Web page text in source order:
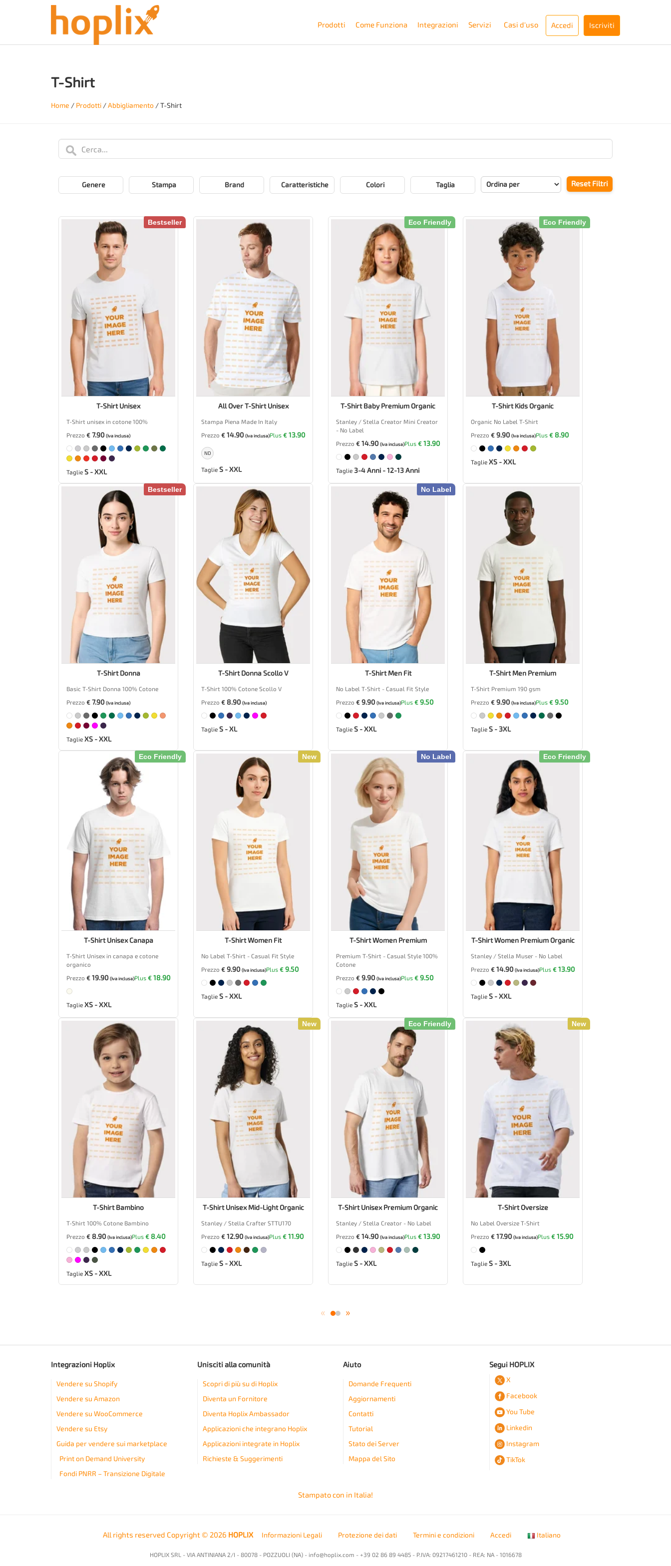
Prodotti Come Funziona Integrazioni Servizi Casi d'uso Accedi Iscriviti
T-Shirt
Home / Prodotti /Abbigliamento /T-Shirt
Bestseller
T-Shirt Unisex
T-Shirt unisex in cotone 100%
Prezzo € 7.90 (Iva inclusa)
Taglie S - XXL
All Over T-Shirt Unisex
Stampa Piena Made In Italy
Prezzo € 14.90 (Iva inclusa)Plus € 13.90
ND
Taglie S - XXL
Eco Friendly
T-Shirt Baby Premium Organic
Stanley / Stella Creator Mini Creator
- No Label
Prezzo € 14.90 (Iva inclusa)Plus € 13.90
Taglie 3-4 Anni - 12-13 Anni
Eco Friendly
T-Shirt Kids Organic
Organic No Label T-Shirt
Prezzo € 9.90 (Iva inclusa)Plus € 8.90
Taglie XS - XXL
Bestseller
T-Shirt Donna
Basic T-Shirt Donna 100% Cotone
Prezzo € 7.90 (Iva inclusa)
Taglie XS - XXL
T-Shirt Donna Scollo V
T-Shirt 100% Cotone Scollo V
Prezzo € 8.90 (Iva inclusa)
Taglie S - XL
No Label
T-Shirt Men Fit
No Label T-Shirt - Casual Fit Style
Prezzo € 9.90 (Iva inclusa)Plus € 9.50
Taglie S - XXL
T-Shirt Men Premium
T-Shirt Premium 190 gsm
Prezzo € 9.90 (Iva inclusa)Plus € 9.50
Taglie S - 3XL
Eco Friendly
T-Shirt Unisex Canapa
T-Shirt Unisex in canapa e cotone
organico
Prezzo € 19.90 (Iva inclusa)Plus € 18.90
Taglie XS - XXL
New
T-Shirt Women Fit
No Label T-Shirt - Casual Fit Style
Prezzo € 9.90 (Iva inclusa)Plus € 9.50
Taglie S - XXL
No Label
T-Shirt Women Premium
Premium T-Shirt - Casual Style 100%
Cotone
Prezzo € 9.90 (Iva inclusa)Plus € 9.50
Taglie S - XXL
Eco Friendly
T-Shirt Women Premium Organic
Stanley / Stella Muser - No Label
Prezzo € 14.90 (Iva inclusa)Plus € 13.90
Taglie S - XXL
T-Shirt Bambino
T-Shirt 100% Cotone Bambino
Prezzo € 8.90 (Iva inclusa)Plus € 8.40
Taglie XS - XXL
New
T-Shirt Unisex Mid-Light Organic
Stanley / Stella Crafter STTU170
Prezzo € 12.90 (Iva inclusa)Plus € 11.90
Taglie S - XXL
Eco Friendly
T-Shirt Unisex Premium Organic
Stanley / Stella Creator - No Label
Prezzo € 14.90 (Iva inclusa)Plus € 13.90
Taglie S - XXL
New
T-Shirt Oversize
No Label Oversize T-Shirt
Prezzo € 17.90 (Iva inclusa)Plus € 15.90
Taglie S - 3XL
Genere Stampa Brand Caratteristiche Colori Taglia Reset Filtri
« »
Integrazioni Hoplix
Vendere su Shopify
Vendere su Amazon
Vendere su WooCommerce
Vendere su Etsy
Guida per vendere sui marketplace
Print on Demand University
Fondi PNRR – Transizione Digitale
Unisciti alla comunità
Scopri di più su di Hoplix
Diventa un Fornitore
Diventa Hoplix Ambassador
Applicazioni che integrano Hoplix
Applicazioni integrate in Hoplix
Richieste & Suggerimenti
Aiuto
Domande Frequenti
Aggiornamenti
Contatti
Tutorial
Stato dei Server
Mappa del Sito
Segui HOPLIX
X
Facebook
You Tube
Linkedin
Instagram
TikTok
Stampato con in Italia!
All rights reserved Copyright © 2026 HOPLIX Informazioni Legali Protezione dei dati Termini e condizioni Accedi Italiano
HOPLIX SRL - VIA ANTINIANA 2/I - 80078 - POZZUOLI (NA) - info@hoplix.com - +39 02 86 89 4485 - P.IVA: 09217461210 - REA: NA - 1016678